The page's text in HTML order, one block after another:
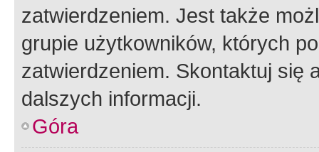
zatwierdzeniem. Jest także
grupie użytkowników, których
zatwierdzeniem. Skontaktuj się
dalszych informacji.
Góra